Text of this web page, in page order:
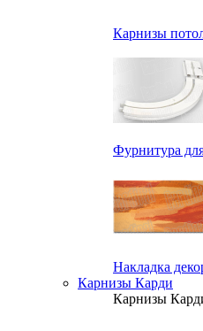
Карнизы
Фурнитура
Накладка
Карнизы Карди
Карнизы